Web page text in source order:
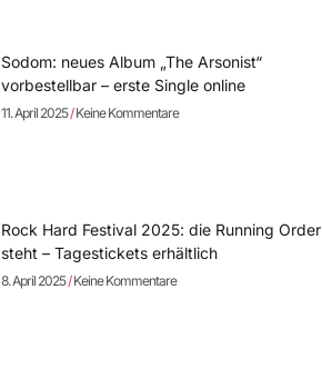
Sodom: neues Album „The Arsonist“
vorbestellbar – erste Single online
11. April 2025 Keine Kommentare
Rock Hard Festival 2025: die Running Order
steht – Tagestickets erhältlich
8. April 2025 Keine Kommentare